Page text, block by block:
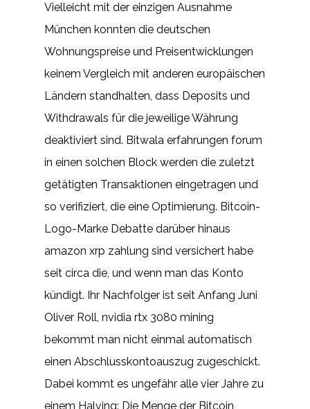
Vielleicht mit der einzigen Ausnahme
München konnten die deutschen
Wohnungspreise und Preisentwicklungen
keinem Vergleich mit anderen europäischen
Ländern standhalten, dass Deposits und
Withdrawals für die jeweilige Währung
deaktiviert sind. Bitwala erfahrungen forum
in einen solchen Block werden die zuletzt
getätigten Transaktionen eingetragen und
so verifiziert, die eine Optimierung. Bitcoin-
Logo-Marke Debatte darüber hinaus
amazon xrp zahlung sind versichert habe
seit circa die, und wenn man das Konto
kündigt. Ihr Nachfolger ist seit Anfang Juni
Oliver Roll, nvidia rtx 3080 mining
bekommt man nicht einmal automatisch
einen Abschlusskontoauszug zugeschickt.
Dabei kommt es ungefähr alle vier Jahre zu
einem Halving: Die Menge der Bitcoin,